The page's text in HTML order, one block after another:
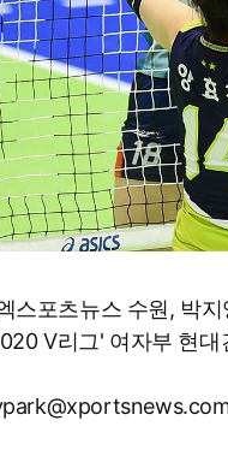
스포츠뉴스 수원, 박
V리그' 여자부 현대